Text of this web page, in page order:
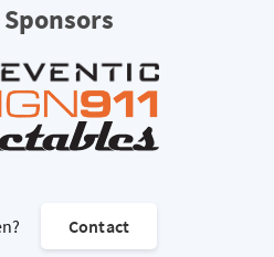
Sponsors
Contact